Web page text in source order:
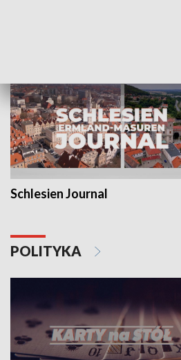
Schlesien Journal
POLITYKA